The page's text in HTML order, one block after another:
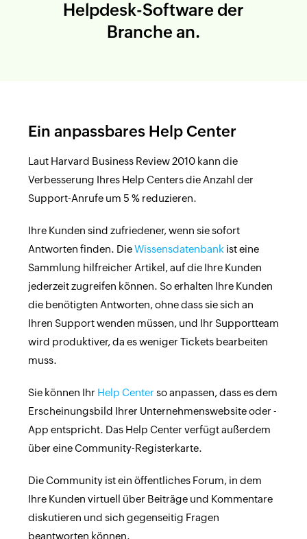
Helpdesk-Software der
Branche an.
Ein anpassbares Help Center
Laut Harvard Business Review 2010 kann die
Verbesserung Ihres Help Centers die Anzahl der
Support-Anrufe um 5 % reduzieren.
Ihre Kunden sind zufriedener, wenn sie sofort
Antworten finden. DieWissensdatenbank ist eine
Sammlung hilfreicher Artikel, auf die Ihre Kunden
jederzeit zugreifen können. So erhalten Ihre Kunden
die benötigten Antworten, ohne dass sie sich an
Ihren Support wenden müssen, und Ihr Supportteam
wird produktiver, da es weniger Tickets bearbeiten
muss.
Sie können Ihr Help Center so anpassen, dass es dem
Erscheinungsbild Ihrer Unternehmenswebsite oder -
App entspricht. Das Help Center verfügt außerdem
über eine Community-Registerkarte.
Die Community ist ein öffentliches Forum, in dem
Ihre Kunden virtuell über Beiträge und Kommentare
diskutieren und sich gegenseitig Fragen
beantworten können.